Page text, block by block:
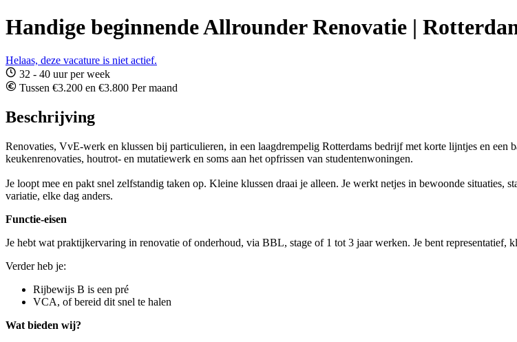
Handige beginnende Allrounder Renovatie |
Helaas, deze vacature is niet actief.
32 - 40 uur per week
Tussen €3.200 en €3.800 Per maand
Beschrijving
Renovaties, VvE-werk en klussen bij particulieren, in een laagdrempelig Rotterdams bedrijf met korte lijntjes en een
keukenrenovaties, houtrot- en mutatiewerk en soms aan het opfrissen van studentenwoningen.
Je loopt mee en pakt snel zelfstandig taken op. Kleine klussen draai je alleen. Je werkt netjes in bewoonde situaties,
variatie, elke dag anders.
Functie-eisen
Je hebt wat praktijkervaring in renovatie of onderhoud, via BBL, stage of 1 tot 3 jaar werken. Je bent representatief,
Verder heb je:
Rijbewijs B is een pré
VCA, of bereid dit snel te halen
Wat bieden wij?